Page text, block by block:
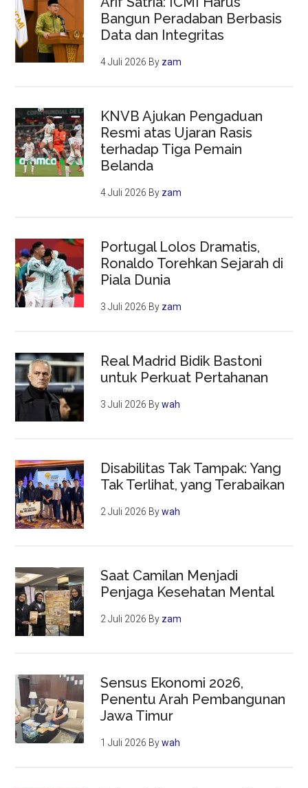
Bangun Peradaban Berbasis
Data dan Integritas
4 Juli 2026 By zam
KNVB Ajukan Pengaduan
Resmi atas Ujaran Rasis
terhadap Tiga Pemain
Belanda
4 Juli 2026 By zam
Portugal Lolos Dramatis,
Ronaldo Torehkan Sejarah di
Piala Dunia
3 Juli 2026 By zam
Real Madrid Bidik Bastoni
untuk Perkuat Pertahanan
3 Juli 2026 Bywah
Disabilitas Tak Tampak: Yang
Tak Terlihat, yang Terabaikan
2 Juli 2026 Bywah
Saat Camilan Menjadi
Penjaga Kesehatan Mental
2 Juli 2026 By zam
Sensus Ekonomi 2026,
Penentu Arah Pembangunan
Jawa Timur
1 Juli 2026 Bywah